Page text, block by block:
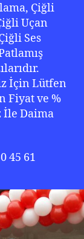
Çiğli
Uçan
Ses
İçin Lütfen
Fiyat ve %
Daima
45 61